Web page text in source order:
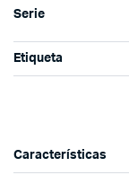
Serie
Etiqueta
Características